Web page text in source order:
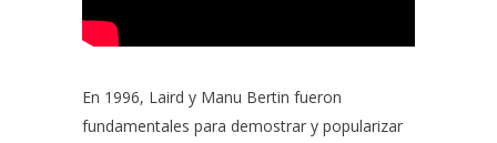
En 1996, Laird y Manu Bertin fueron
fundamentales para demostrar y popularizar